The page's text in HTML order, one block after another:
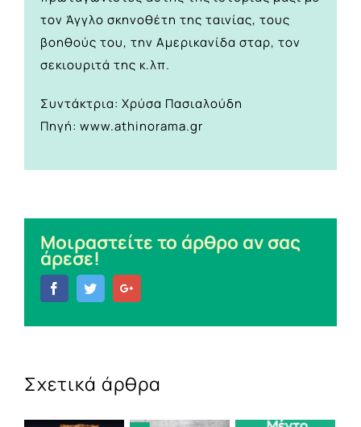
τον Άγγλο σκηνοθέτη της ταινίας, τους
βοηθούς του, την Αμερικανίδα σταρ, τον
σεκιουριτά της κ.λπ.
Συντάκτρια: Χρύσα Πασιαλούδη
Πηγή: www.athinorama.gr
Μοιραστείτε το άρθρο αν σας
άρεσε!
FacebookTwitter
Σχετικά άρθρα